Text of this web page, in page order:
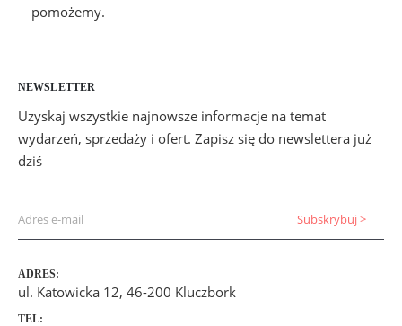
pomożemy.
NEWSLETTER
Uzyskaj wszystkie najnowsze informacje na temat
wydarzeń, sprzedaży i ofert. Zapisz się do newslettera już
dziś
ADRES:
ul. Katowicka 12, 46-200 Kluczbork
TEL: